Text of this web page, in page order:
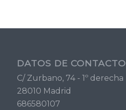
DATOS DE CONTACTO
C/ Zurbano, 74 - 1º derecha
28010 Madrid
686580107